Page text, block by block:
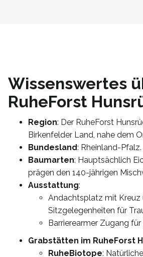
Wissenswertes
RuheForst
Region: Der RuheForst
Birkenfelder Land, nahe dem
Bundesland: Rheinland-Pfalz.
Baumarten: Hauptsächlich
prägen den 140-jährigen
Ausstattung:
Andachtsplatz mit Kreuz
Sitzgelegenheiten für
Barrierearmer Zugang für
Grabstätten im RuheForst
RuheBiotope: